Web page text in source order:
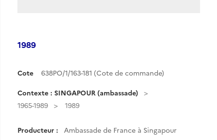
1989
Cote 638PO/1/163-181 (Cote de commande)
Contexte : SINGAPOUR (ambassade)
1965-1989
1989
Producteur : Ambassade de France à Singapour